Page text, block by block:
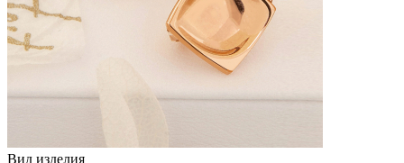
Вид изделия